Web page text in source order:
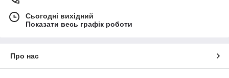
Сьогодні вихідний
Показати весь графік роботи
Про нас